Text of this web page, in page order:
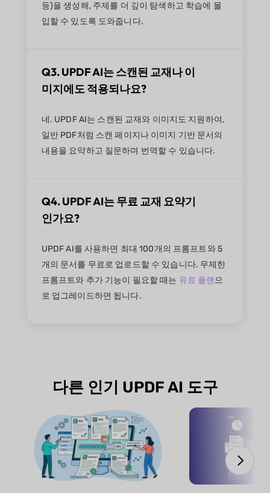
등)을 생성해, 주제를 더 깊이 탐색하고 학습에 몰
입할 수 있도록 도와줍니다.
Q3. UPDF AI는 스캔된 교재나 이
미지에도 적용되나요?
네. UPDF AI는 스캔된 교재와 이미지도 지원하여,
일반 PDF처럼 스캔 페이지나 이미지 기반 문서의
내용을 요약하고 질문하며 번역할 수 있습니다.
Q4. UPDF AI는 무료 교재 요약기
인가요?
UPDF AI를 사용하면 최대 100개의 프롬프트와 5
개의 문서를 무료로 업로드할 수 있습니다. 무제한
프롬프트와 추가 기능이 필요할 때는 유료 플랜으
로 업그레이드하면 됩니다.
다른 인기 UPDF AI 도구